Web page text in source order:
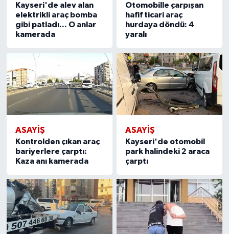
Kayseri'de alev alan
elektrikli araç bomba
gibi patladı... O anlar
kamerada
Otomobille çarpışan
hafif ticari araç
hurdaya döndü: 4
yaralı
ASAYIŞ
Kontrolden çıkan araç
bariyerlere çarptı:
Kaza anı kamerada
ASAYIŞ
Kayseri'de otomobil
park halindeki 2 araca
çarptı